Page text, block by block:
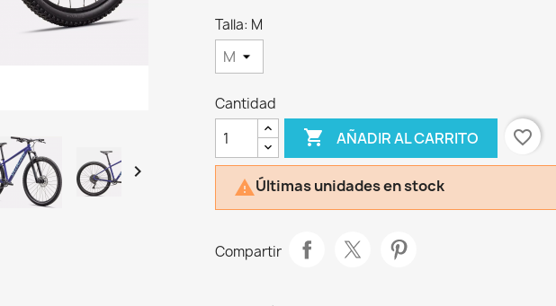

Talla: M
Cantidad
 AÑADIR AL CARRITO favorite_border
Últimas unidades en stock
Compartir